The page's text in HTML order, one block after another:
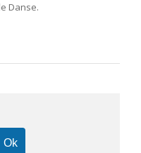
Danse.